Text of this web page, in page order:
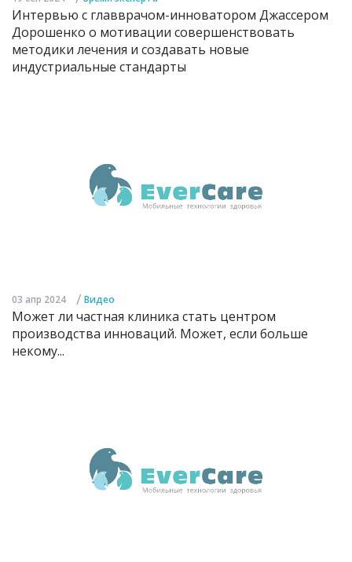
Интервью с главврачом-инноватором Джассером
Дорошенко о мотивации совершенствовать
методики лечения и создавать новые
индустриальные стандарты
03 апр 2024 / Видео
Может ли частная клиника стать центром
производства инноваций. Может, если больше
некому...